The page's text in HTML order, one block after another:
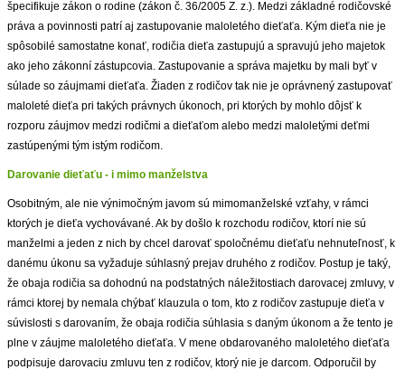
PARTNERI
OBCHODNÉ PODMIENKY
KONTAKT
PRIPOMIENKY
špecifikuje zákon o rodine (zákon č. 36/2005 Z. z.). Medzi základné rodičovské
práva a povinnosti patrí aj zastupovanie maloletého dieťaťa. Kým dieťa nie je
spôsobilé samostatne konať, rodičia dieťa zastupujú a spravujú jeho majetok
ako jeho zákonní zástupcovia. Zastupovanie a správa majetku by mali byť v
súlade so záujmami dieťaťa. Žiaden z rodičov tak nie je oprávnený zastupovať
maloleté dieťa pri takých právnych úkonoch, pri ktorých by mohlo dôjsť k
rozporu záujmov medzi rodičmi a dieťaťom alebo medzi maloletými deťmi
zastúpenými tým istým rodičom.
Darovanie dieťaťu - i mimo manželstva
Osobitným, ale nie výnimočným javom sú mimomanželské vzťahy, v rámci
ktorých je dieťa vychovávané. Ak by došlo k rozchodu rodičov, ktorí nie sú
manželmi a jeden z nich by chcel darovať spoločnému dieťaťu nehnuteľnosť, k
danému úkonu sa vyžaduje súhlasný prejav druhého z rodičov. Postup je taký,
že obaja rodičia sa dohodnú na podstatných náležitostiach darovacej zmluvy, v
rámci ktorej by nemala chýbať klauzula o tom, kto z rodičov zastupuje dieťa v
súvislosti s darovaním, že obaja rodičia súhlasia s daným úkonom a že tento je
plne v záujme maloletého dieťaťa. V mene obdarovaného maloletého dieťaťa
podpisuje darovaciu zmluvu ten z rodičov, ktorý nie je darcom. Odporučil by